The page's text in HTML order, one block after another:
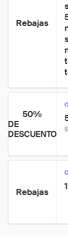
Rebajas
50%
DE
DESCUENTO
Rebajas